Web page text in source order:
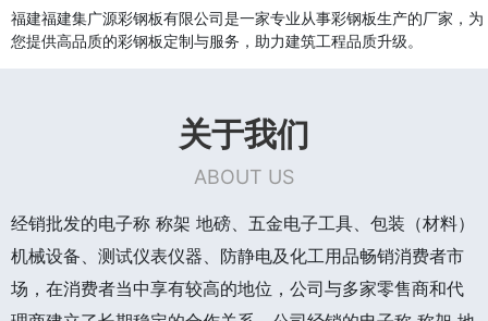
福建福建集广源彩钢板有限公司是一家专业从事彩钢板生产的厂家，为
您提供高品质的彩钢板定制与服务，助力建筑工程品质升级。
关于我们
ABOUT US
经销批发的电子称 称架 地磅、五金电子工具、包装（材料）
机械设备、测试仪表仪器、防静电及化工用品畅销消费者市
场，在消费者当中享有较高的地位，公司与多家零售商和代